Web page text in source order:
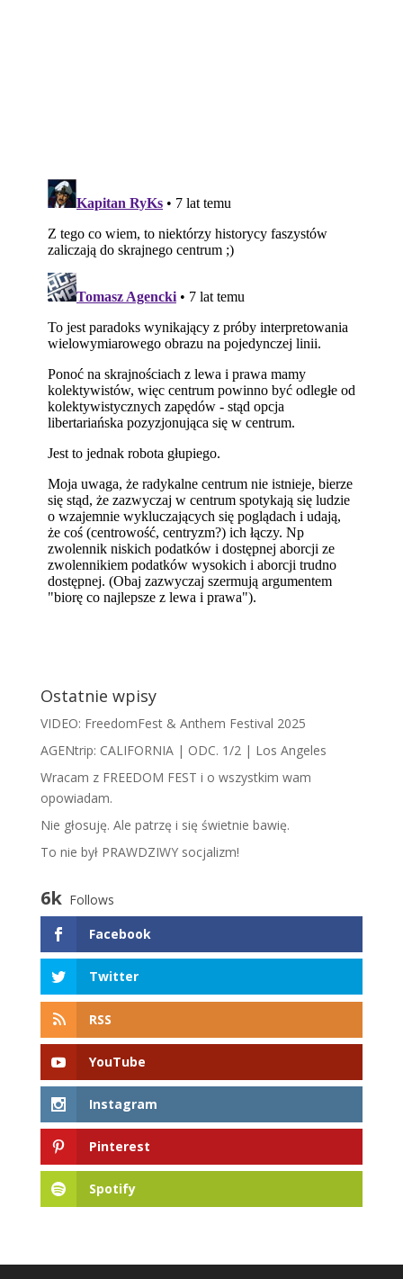
Ostatnie wpisy
VIDEO: FreedomFest & Anthem Festival 2025
AGENtrip: CALIFORNIA | ODC. 1/2 | Los Angeles
Wracam z FREEDOM FEST i o wszystkim wam
opowiadam.
​N​ie głosuję. Ale patrzę i się świetnie bawię.
To nie był PRAWDZIWY socjalizm!
6k Follows
Facebook
Twitter
RSS
YouTube
Instagram
Pinterest
Spotify